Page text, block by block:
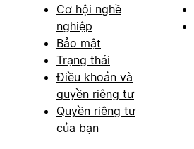
Cơ hội nghề
nghiệp
Bảo mật
Trạng thái
Điều khoản và
quyền riêng tư
Quyền riêng tư
của bạn